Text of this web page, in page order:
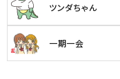
ツンダちゃん
一期一会